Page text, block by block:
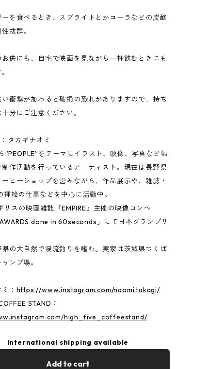
ーを食べるとき、スプライトとかコーラなどの炭酸
抜群。
供にも、自宅で映画を見ながら一杯飲むときにも
衝撃が加わると破損の恐れがありますので、持ち
分にご注意ください。
タカギナオミ
”PEOPLE”をテーマにイラスト、映像、写真など幅
作活動を行っているアーティスト。現在は長野県
ヒーショップを営みながら、作品展示や、雑誌・
挿絵の仕事などを中心に活動中。
リスの映画雑誌『EMPIRE』主催の映像コンペ
AWARDS done in 60seconds」にて日本グランプリ
の大自然で渓流釣りを嗜む。実家は茨城県つくば
ンプ場。
： https://www.instagram.com/naomi.takagi/
STAND：
high_five_coffeestand/
International shipping available
Add to cart